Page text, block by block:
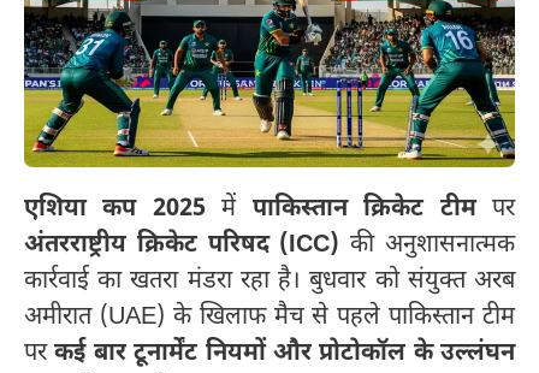
एशिया कप 2025में पाकिस्तान क्रिकेट टीमपर
अंतरराष्ट्रीय क्रिकेट परिषद (ICC) की अनुशासनात्मक
कार्रवाई का खतरा मंडरा रहा है। बुधवार को संयुक्त अरब
अमीरात (UAE) के खिलाफ मैच से पहले पाकिस्तान टीम
परकई बार टूनार्मेंट नियमों और प्रोटोकॉल के उल्लंघन